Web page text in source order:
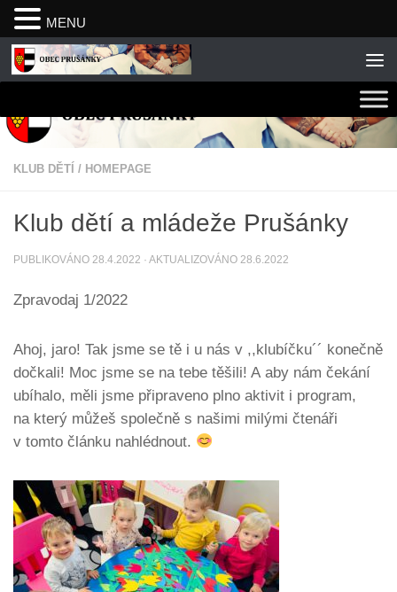
Skip to content
KLUB DĚTÍ / HOMEPAGE
Klub dětí a mládeže Prušánky
PUBLIKOVÁNO 28.4.2022 · AKTUALIZOVÁNO 28.6.2022
Zpravodaj 1/2022
Ahoj, jaro! Tak jsme se tě i u nás v ,,klubíčku´´ konečně
dočkali! Moc jsme se na tebe těšili! A aby nám čekání
ubíhalo, měli jsme připraveno plno aktivit i program,
na který můžeš společně s našimi milými čtenáři
v tomto článku nahlédnout.
MENU